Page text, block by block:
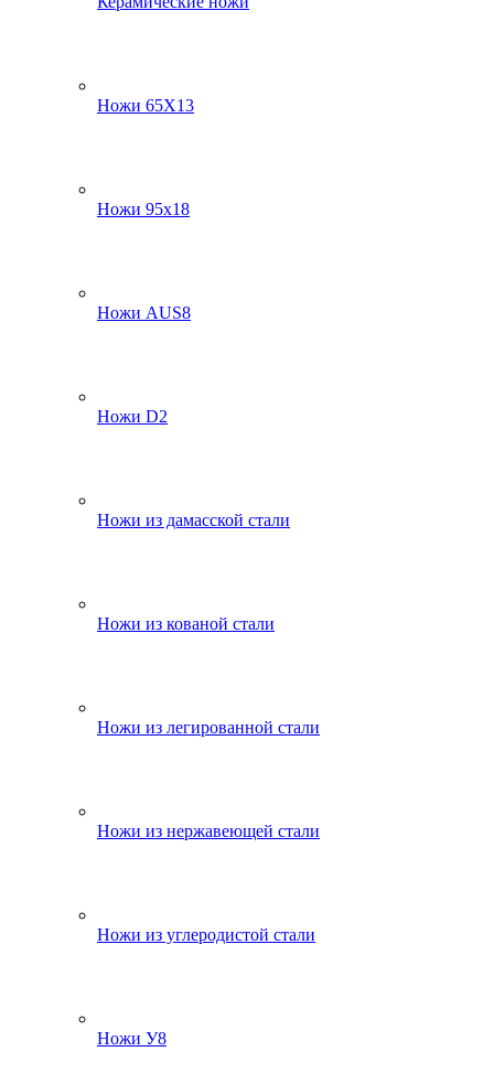
Ножи 65Х13
Ножи 95х18
Ножи AUS8
Ножи D2
Ножи из дамасской стали
Ножи из кованой стали
Ножи из легированной стали
Ножи из нержавеющей стали
Ножи из углеродистой стали
Ножи У8